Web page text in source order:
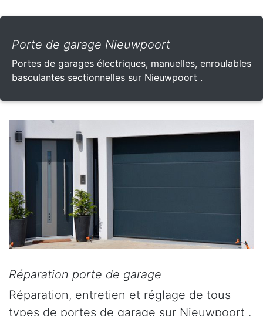
Porte de garage Nieuwpoort
Portes de garages électriques, manuelles, enroulables
basculantes sectionnelles sur Nieuwpoort .
Réparation porte de garage
Réparation, entretien et réglage de tous
types de portes de garage sur Nieuwpoort .